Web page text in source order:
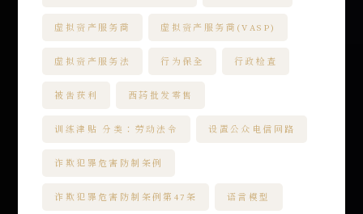
虚拟资产服务商 虚拟资产服务商(VASP)
虚拟资产服务法 行为保全 行政检查
被告获利 西药批发零售
训练津贴 分类：劳动法令 设置公众电信网路
诈欺犯罪危害防制条例
诈欺犯罪危害防制条例第47条 语言模型